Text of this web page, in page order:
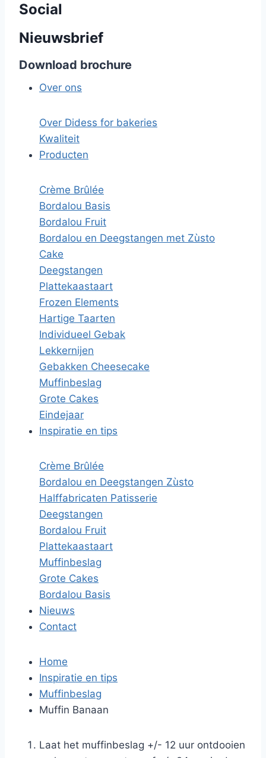
Social
Nieuwsbrief
Download brochure
Over ons
Over Didess for bakeries
Kwaliteit
Producten
Crème Brûlée
Bordalou Basis
Bordalou Fruit
Bordalou en Deegstangen met Zùsto
Cake
Deegstangen
Plattekaastaart
Frozen Elements
Hartige Taarten
Individueel Gebak
Lekkernijen
Gebakken Cheesecake
Muffinbeslag
Grote Cakes
Eindejaar
Inspiratie en tips
Crème Brûlée
Bordalou en Deegstangen Zùsto
Halffabricaten Patisserie
Deegstangen
Bordalou Fruit
Plattekaastaart
Muffinbeslag
Grote Cakes
Bordalou Basis
Nieuws
Contact
Home
Inspiratie en tips
Muffinbeslag
Muffin Banaan
Laat het muffinbeslag +/- 12 uur ontdooien